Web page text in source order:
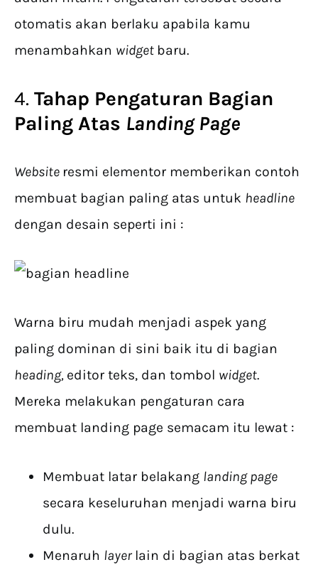
otomatis akan berlaku apabila kamu
menambahkan widget baru.
4. Tahap Pengaturan Bagian
Paling Atas Landing Page
Website resmi elementor memberikan contoh
membuat bagian paling atas untuk headline
dengan desain seperti ini :
Warna biru mudah menjadi aspek yang
paling dominan di sini baik itu di bagian
heading, editor teks, dan tombol widget.
Mereka melakukan pengaturan cara
membuat landing page semacam itu lewat :
Membuat latar belakang landing page
secara keseluruhan menjadi warna biru
dulu.
Menaruh layer lain di bagian atas berkat